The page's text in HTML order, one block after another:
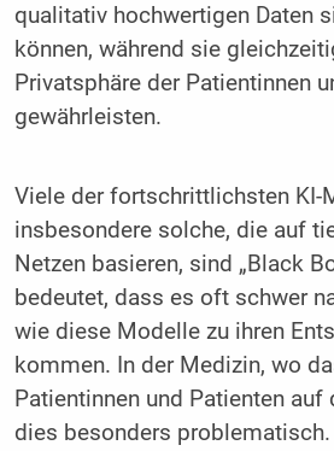
qualitativ hochwertigen Daten
können, während sie
Privatsphäre der Patientinnen
gewährleisten.
Viele der fortschrittlichsten KI-
insbesondere solche, die auf
Netzen basieren, sind „Black
bedeutet, dass es oft schwer
wie diese Modelle zu ihren
kommen. In der Medizin, wo
Patientinnen und Patienten
dies besonders